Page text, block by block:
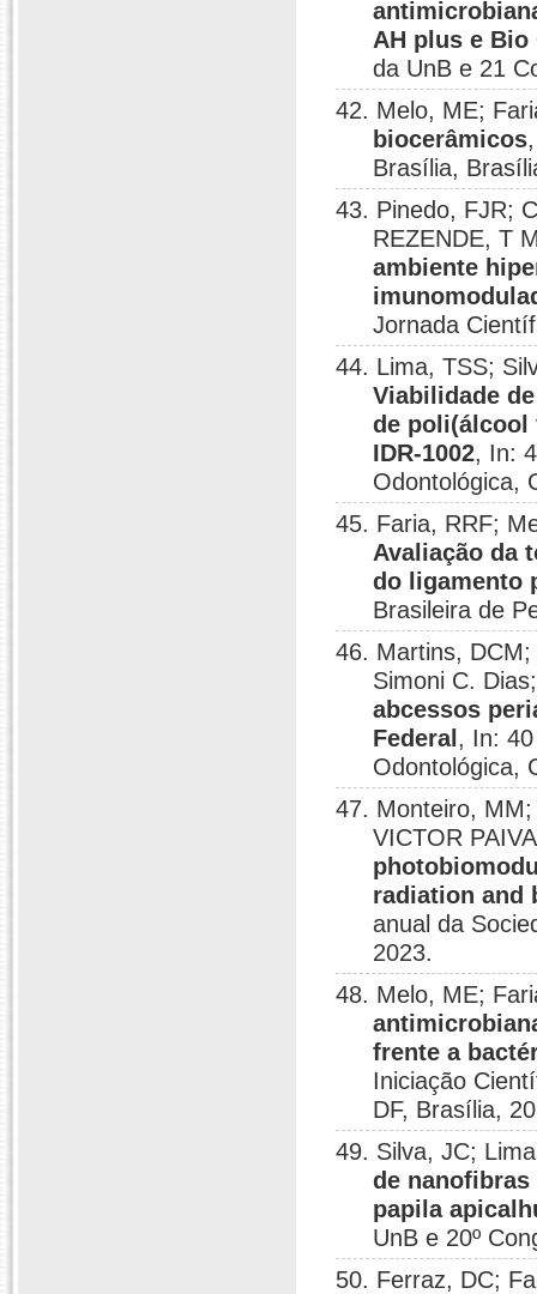
AH plus e Bio
da UnB e 21
42. Melo, ME;
biocerâmicos
Brasília,
43. Pinedo, FJR;
REZENDE, T
ambiente
Jornada
44. Lima, TSS;
Viabilidade
de poli(álcool
IDR‑1002, In:
Odontológica,
45. Faria, RRF;
Avaliação da
do ligamento
Brasileira de
46. Martins,
Simoni C.
abcessos
Federal , In:
Odontológica,
47. Monteiro,
VICTOR
radiation and
anual da
2023.
48. Melo, ME;
frente a
Iniciação
DF, Brasília,
49. Silva, JC;
de
papila
UnB e 20º
50. Ferraz, DC;